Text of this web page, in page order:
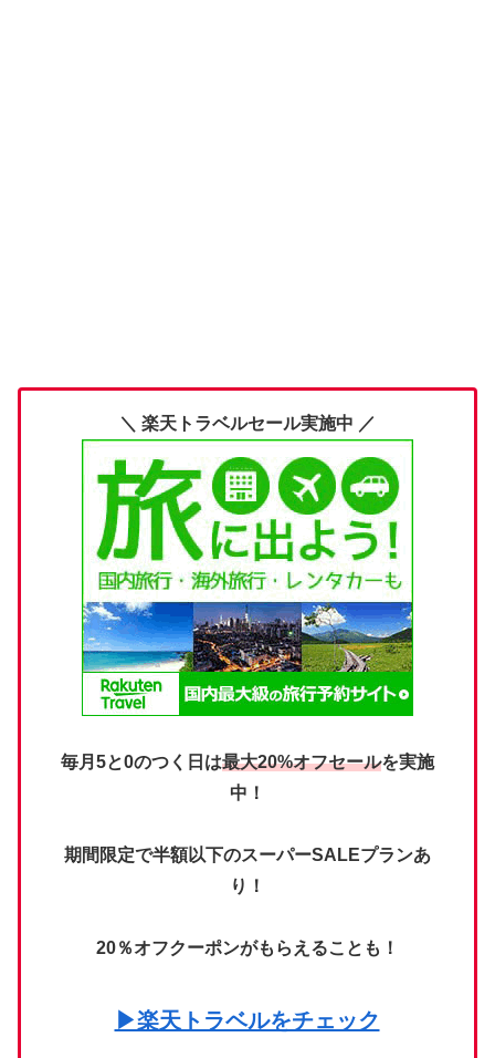
＼ 楽天トラベルセール実施中 ／
毎月5と0のつく日は最大20%オフセールを実施
中！
期間限定で半額以下のスーパーSALEプランあ
り！
20％オフクーポンがもらえることも！
▶楽天トラベルをチェック